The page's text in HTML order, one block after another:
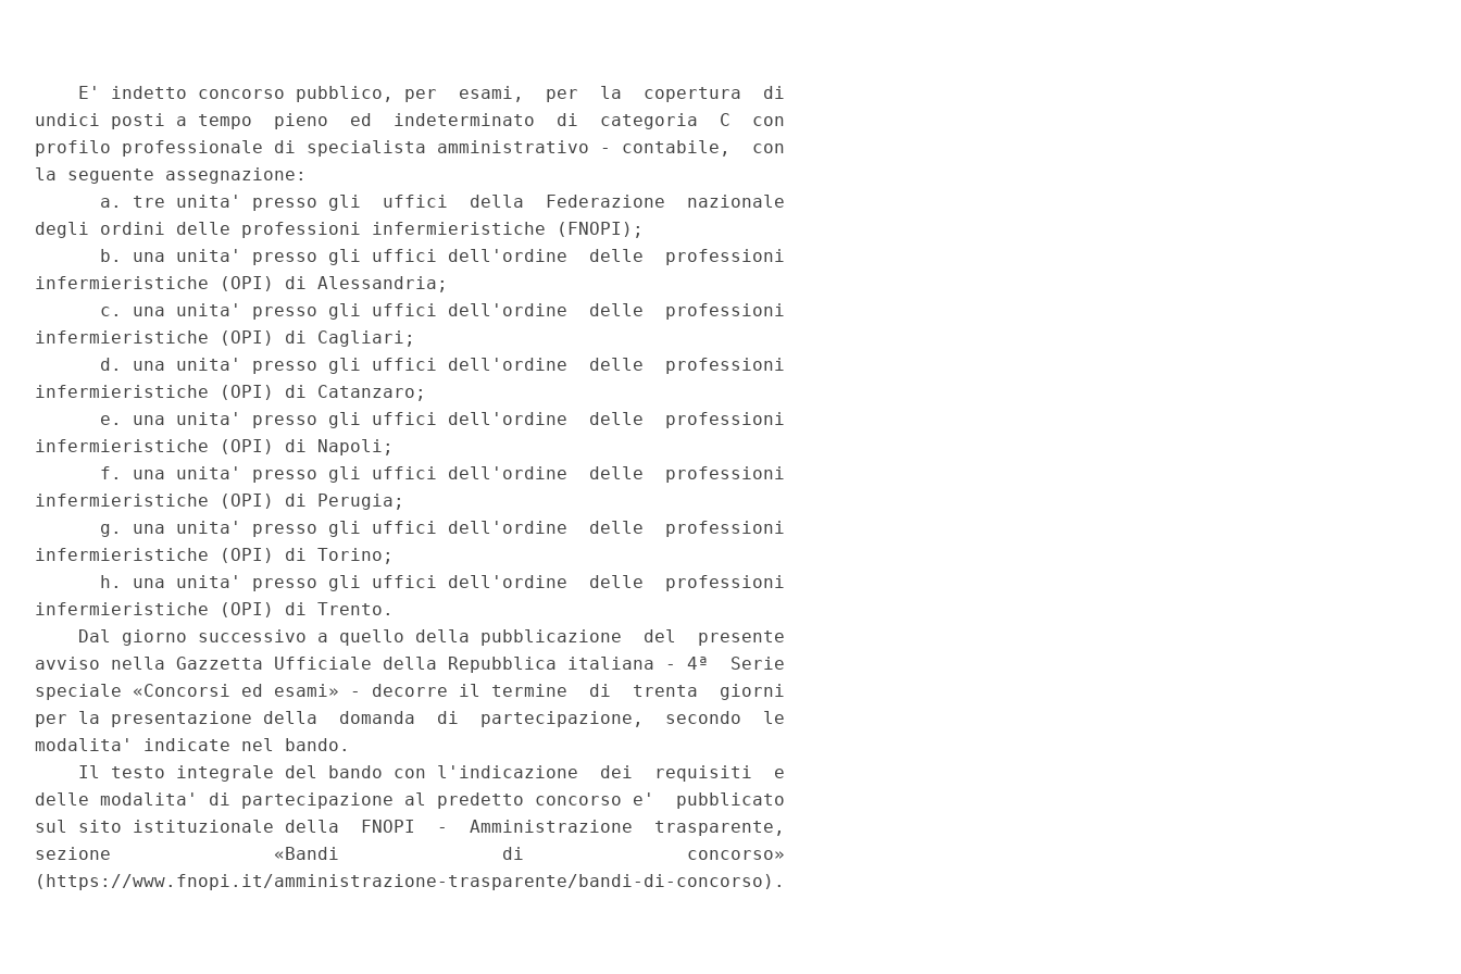
    E' indetto concorso pubblico, per  esami,  per  la  copertura  di
undici posti a tempo  pieno  ed  indeterminato  di  categoria  C  con
profilo professionale di specialista amministrativo - contabile,  con
la seguente assegnazione:
      a. tre unita' presso gli  uffici  della  Federazione  nazionale
degli ordini delle professioni infermieristiche (FNOPI);
      b. una unita' presso gli uffici dell'ordine  delle  professioni
infermieristiche (OPI) di Alessandria;
      c. una unita' presso gli uffici dell'ordine  delle  professioni
infermieristiche (OPI) di Cagliari;
      d. una unita' presso gli uffici dell'ordine  delle  professioni
infermieristiche (OPI) di Catanzaro;
      e. una unita' presso gli uffici dell'ordine  delle  professioni
infermieristiche (OPI) di Napoli;
      f. una unita' presso gli uffici dell'ordine  delle  professioni
infermieristiche (OPI) di Perugia;
      g. una unita' presso gli uffici dell'ordine  delle  professioni
infermieristiche (OPI) di Torino;
      h. una unita' presso gli uffici dell'ordine  delle  professioni
infermieristiche (OPI) di Trento.
    Dal giorno successivo a quello della pubblicazione  del  presente
avviso nella Gazzetta Ufficiale della Repubblica italiana - 4ª  Serie
speciale «Concorsi ed esami» - decorre il termine  di  trenta  giorni
per la presentazione della  domanda  di  partecipazione,  secondo  le
modalita' indicate nel bando.
    Il testo integrale del bando con l'indicazione  dei  requisiti  e
delle modalita' di partecipazione al predetto concorso e'  pubblicato
sul sito istituzionale della  FNOPI  -  Amministrazione  trasparente,
sezione               «Bandi               di               concorso»
(https://www.fnopi.it/amministrazione-trasparente/bandi-di-concorso).